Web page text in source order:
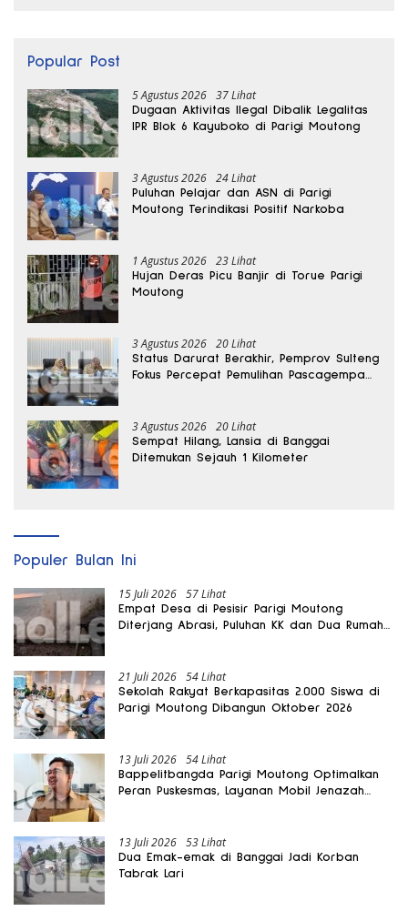
Popular Post
5 Agustus 2026 37 Lihat
Dugaan Aktivitas Ilegal Dibalik Legalitas
IPR Blok 6 Kayuboko di Parigi Moutong
3 Agustus 2026 24 Lihat
Puluhan Pelajar dan ASN di Parigi
Moutong Terindikasi Positif Narkoba
1 Agustus 2026 23 Lihat
Hujan Deras Picu Banjir di Torue Parigi
Moutong
3 Agustus 2026 20 Lihat
Status Darurat Berakhir, Pemprov Sulteng
Fokus Percepat Pemulihan Pascagempa
3 Agustus 2026 20 Lihat
Sempat Hilang, Lansia di Banggai
Ditemukan Sejauh 1 Kilometer
Populer Bulan Ini
15 Juli 2026 57 Lihat
Empat Desa di Pesisir Parigi Moutong
Diterjang Abrasi, Puluhan KK dan Dua Rumah
21 Juli 2026 54 Lihat
Sekolah Rakyat Berkapasitas 2.000 Siswa di
Parigi Moutong Dibangun Oktober 2026
13 Juli 2026 54 Lihat
Bappelitbangda Parigi Moutong Optimalkan
Peran Puskesmas, Layanan Mobil Jenazah
13 Juli 2026 53 Lihat
Dua Emak-emak di Banggai Jadi Korban
Tabrak Lari